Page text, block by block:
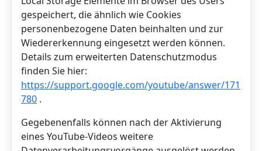
gespeichert, die ähnlich wie Cookies
personenbezogene Daten beinhalten und zur
Wiedererkennung eingesetzt werden können.
Details zum erweiterten Datenschutzmodus
finden Sie hier:
https://support.google.com/youtube/answer/171
780 .
Gegebenenfalls können nach der Aktivierung
eines YouTube-Videos weitere